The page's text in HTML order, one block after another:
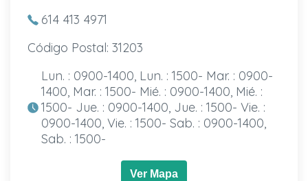
614 413 4971
Código Postal: 31203
Lun. : 0900-1400, Lun. : 1500- Mar. : 0900-
1400, Mar. : 1500- Mié. : 0900-1400, Mié. :
1500- Jue. : 0900-1400, Jue. : 1500- Vie. :
0900-1400, Vie. : 1500- Sab. : 0900-1400,
Sab. : 1500-
Ver Mapa